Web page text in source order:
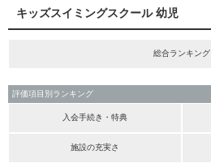
キッズスイミングスクール 幼児
総合ランキング
評価項目別ランキング
入会手続き・特典
施設の充実さ